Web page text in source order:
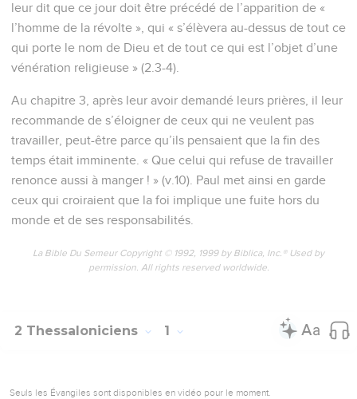
leur dit que ce jour doit être précédé de l’apparition de «
l’homme de la révolte », qui « s’élèvera au-dessus de tout ce
qui porte le nom de Dieu et de tout ce qui est l’objet d’une
vénération religieuse » (2.3-4).
Au chapitre 3, après leur avoir demandé leurs prières, il leur
recommande de s’éloigner de ceux qui ne veulent pas
travailler, peut-être parce qu’ils pensaient que la fin des
temps était imminente. « Que celui qui refuse de travailler
renonce aussi à manger ! » (v.10). Paul met ainsi en garde
ceux qui croiraient que la foi implique une fuite hors du
monde et de ses responsabilités.
La Bible Du Semeur Copyright © 1992, 1999 by Biblica, Inc.® Used by
permission. All rights reserved worldwide.
2 Thessaloniciens 1
Seuls les Évangiles sont disponibles en vidéo pour le moment.